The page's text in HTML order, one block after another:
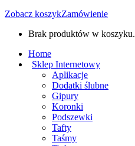
Zobacz koszykZamówienie
Brak produktów w koszyku.
Home
Sklep Internetowy
Aplikacje
Dodatki ślubne
Gipury
Koronki
Podszewki
Tafty
Taśmy